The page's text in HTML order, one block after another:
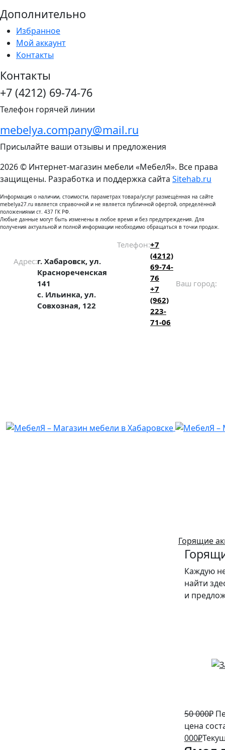
Дополнительно
Избранное
Мой аккаунт
Контакты
Контакты
+7 (4212) 69-74-76
Телефон горячей линии
mebelya.company@mail.ru
Присылайте ваши отзывы и предложения
2026 © Интернет-магазин мебели «МебелЯ». Все права
защищены. Разработка и поддержка сайта Sitehab.ru
Информация о наличии, стоимости, параметрах товара/услуг размещённая на сайте
mebelya27.ru является справочной и не является публичной офертой, определённой
положениями ст. 437 ГК РФ.
Любые данные могут быть изменены в любое время и без предупреждения. Для
получения актуальной и полной информации необходимо обращаться в точки продаж.
Адрес:г. Хабаровск, ул.
Краснореченская
141
с. Ильинка, ул.
Совхозная, 122
Телефон:+7
(4212)
69-74-
76
+7
(962)
223-
71-06
Ваш город:
Горящие
Каждую
найти
и
50 000₽
цена
000₽